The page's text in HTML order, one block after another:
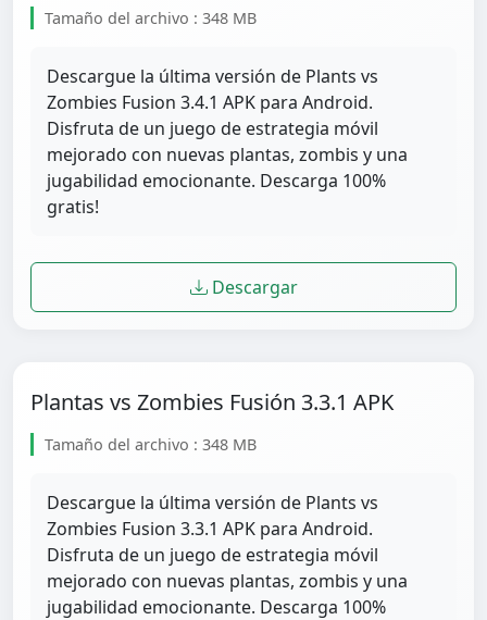
Tamaño del archivo : 348 MB
Descargue la última versión de Plants vs
Zombies Fusion 3.4.1 APK para Android.
Disfruta de un juego de estrategia móvil
mejorado con nuevas plantas, zombis y una
jugabilidad emocionante. Descarga 100%
gratis!
Descargar
Plantas vs Zombies Fusión 3.3.1 APK
Tamaño del archivo : 348 MB
Descargue la última versión de Plants vs
Zombies Fusion 3.3.1 APK para Android.
Disfruta de un juego de estrategia móvil
mejorado con nuevas plantas, zombis y una
jugabilidad emocionante. Descarga 100%